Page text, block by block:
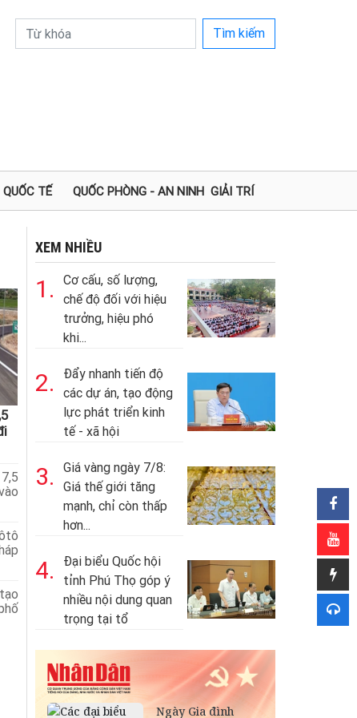
Tìm kiếm
QUỐC TẾ QUỐC PHÒNG - AN NINH GIẢI TRÍ
XEM NHIỀU
1.
Cơ cấu, số lượng,
chế độ đối với hiệu
trưởng, hiệu phó
khi...
2.
Đẩy nhanh tiến độ
các dự án, tạo động
lực phát triển kinh
tế - xã hội
3.
Giá vàng ngày 7/8:
Giá thế giới tăng
mạnh, chỉ còn thấp
hơn...
4.
Đại biểu Quốc hội
tỉnh Phú Thọ góp ý
nhiều nội dung quan
trọng tại tổ